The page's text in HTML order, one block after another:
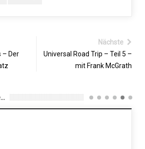
– Der
Nächste
Universal Road Trip – Teil 5 –
mit Frank McGrath